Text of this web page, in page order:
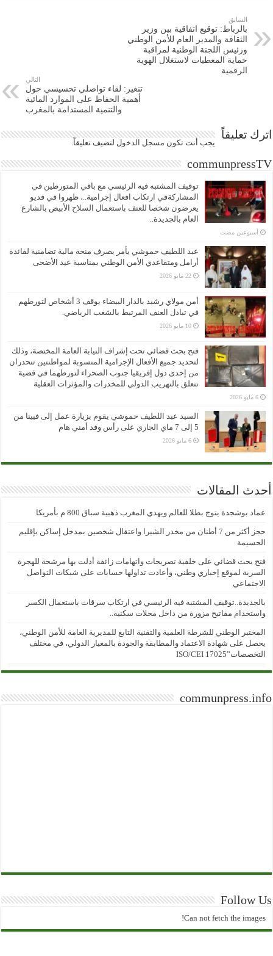
السابق
بالرباط: توقيع اتفاقية بين وزير
الثقافة والمدير العام للأمن الوطني
ورئيس اللجنة الوطنية لمراقبة
حماية المعطيات لاستغلال الهوية
الرقمية
التالي
تنغير: لقاء تواصلي تحسيسي حول
أهمية الحفاظ على الموارد المائية
والتنمية المستدامة بالمغرب
اترك تعليقاً
يجب أنت تكون مسجل الدخول لتضيف تعليقاً.
communpressTV
توقيف المشتبه فيه الرئيسي مع باقي المتورطين في
المشاركةفي ارتكاب افعال إجرامية..، ظهروا في فديو
يعرضون شخصا للعنف باستعمال السلاح الأبيض بالشارع
العام بالجديدة..
‏أسبوعين مضت
عبد اللطيف حموشي يأمر بصرف منحة مالية تضامنية لفائدة
أرامل ومتقاعدي الأمن الوطني بمناسبة عيد الأضحى
22 مايو 2026
أمن مولاي رشيد بالدار البيضاء يوقف 3 أشخاص لتورطهم
في تبادل العنف المرتبط بالشغب الرياضي.
10 مايو 2026
فتح بحث قضائي تحت إشراف النيابة العامة المختصة، وذلك
لتحديد جميع الأفعال الإجرامية المنسوبة لمواطنتين تنحدران
من إحدى دول إفريقيا جنوب الصحراء لتورطهما في قضية
تتعلق بالتهريب الدولي للمخدرات والمؤثرات العقلية
6 مايو 2026
السيد عبد اللطيف حموشي يقوم بزيارة عمل إلى فيينا من
5 إلى 7 ماي الجاري على رأس وفد أمني هام
6 مايو 2026
أحدث المقالات
عماد بوشجدة يتوج بطلا للعالم ويهدي المغرب ذهبية سباق 800 م بأمريكا
حجز أكثر من 7 أطنان من مخدر الشيرا واعتقال شخصين بمدخل إساكن بإقليم
الحسيمة
فتح بحث قضائي على خلفية تصريحات واتهامات زائفة أدلت بها مرشحة للهجرة
السرية لموقع إخباري وطني، وأعادت تداولها حسابات على شبكات التواصل
الاجتماعي
بالجديدة..توقيف المشتبه فيه الرئيسي في ارتكاب سرقات باستعمال الكسر
واستخدام مفاتيح مزورة من داخل محلات سكنية..
المختبر الوطني للشرطة العلمية والتقنية التابع للمديرية العامة للأمن الوطني،
يحصل على شهادة الاعتماد والمطابقة والجودة بالمعيار الدولي، في مختلف
التخصصات”ISO/CEI 17025
communpress.info
Follow Us
Can not fetch the images!